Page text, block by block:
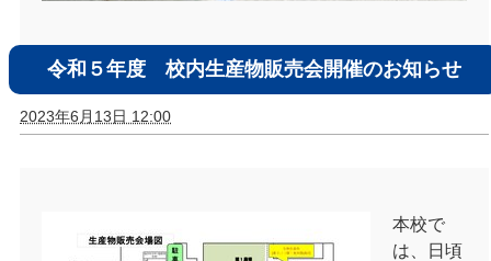
令和５年度 校内生産物販売会開催のお知らせ
2023年6月13日 12:00
本校で
は、日頃